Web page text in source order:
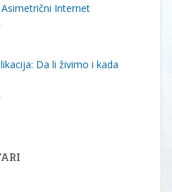
Internet
Da li živimo i kada